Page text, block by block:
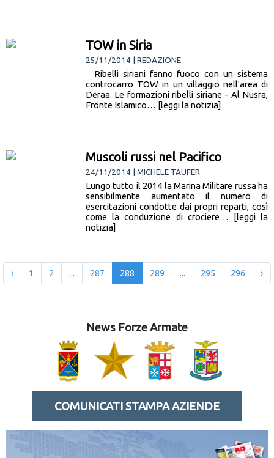
TOW in Siria
25/11/2014 | REDAZIONE
Ribelli siriani fanno fuoco con un sistema
controcarro TOW in un villaggio nell'area di
Deraa. Le formazioni ribelli siriane - Al Nusra,
Fronte Islamico… [leggi la notizia]
Muscoli russi nel Pacifico
24/11/2014 | MICHELE TAUFER
Lungo tutto il 2014 la Marina Militare russa ha
sensibilmente aumentato il numero di
esercitazioni condotte dai propri reparti, così
come la conduzione di crociere… [leggi la
notizia]
‹ 1 2 ... 287 288 289 ... 295 296 ›
News Forze Armate
COMUNICATI STAMPA AZIENDE